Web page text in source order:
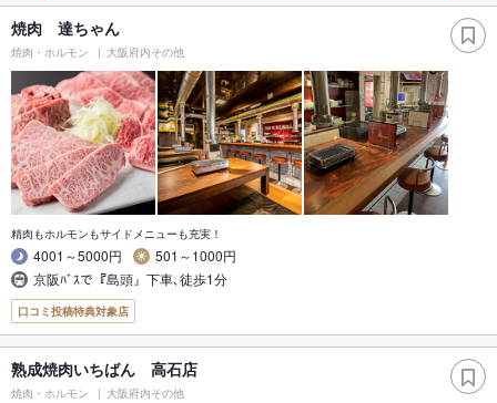
焼肉 達ちゃん
焼肉・ホルモン 大阪府内その他
精肉もホルモンもサイドメニューも充実！
4001～5000円
501～1000円
京阪ﾊﾞｽで『島頭』下車､徒歩1分
口コミ投稿特典対象店
熟成焼肉いちばん 高石店
焼肉・ホルモン 大阪府内その他